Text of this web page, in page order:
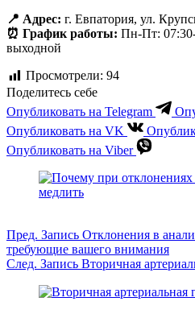
📍 Адрес: г. Евпатория, ул.
⏰ График работы: Пн-Пт:
выходной
Просмотрели: 94
Поделитесь себе
Опубликовать на Telegram
Опубликовать на VK
Опубликовать на Viber
Пред. Запись Отклонения в
требующие вашего внимания
След. Запись Вторичная